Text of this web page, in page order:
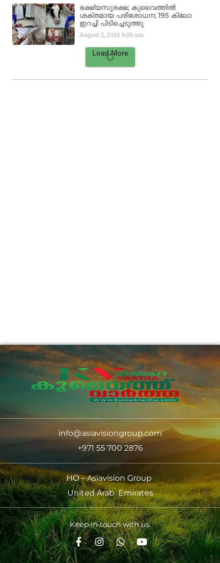
ഭക്ഷ്യസുരക്ഷ; കുവൈത്തിൽ
ശക്തമായ പരിശോധന; 195 കിലോ
ഇറച്ചി പിടിച്ചെടുത്തു
August 2, 20269:09 am
Load More
info@asiavisiongroup.com
+971 55 700 2876
HO – Asiavision Group
United Arab Emirates
Keep in touch with us.